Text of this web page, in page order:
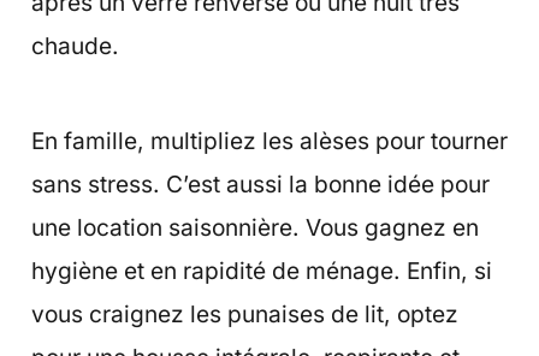
chaude.
En famille, multipliez les alèses pour tourner
sans stress. C’est aussi la bonne idée pour
une location saisonnière. Vous gagnez en
hygiène et en rapidité de ménage. Enfin, si
vous craignez les punaises de lit, optez